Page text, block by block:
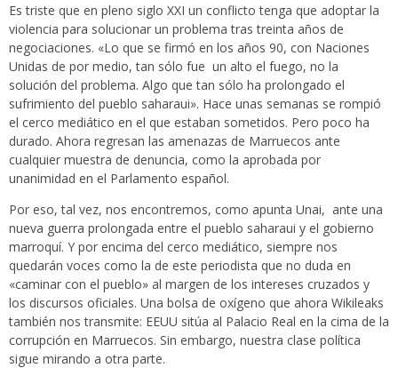
Es triste que en pleno siglo XXI un conflicto tenga que adoptar la
violencia para solucionar un problema tras treinta años de
negociaciones. «Lo que se firmó en los años 90, con Naciones
Unidas de por medio, tan sólo fue un alto el fuego, no la
solución del problema. Algo que tan sólo ha prolongado el
sufrimiento del pueblo saharaui». Hace unas semanas se rompió
el cerco mediático en el que estaban sometidos. Pero poco ha
durado. Ahora regresan las amenazas de Marruecos ante
cualquier muestra de denuncia, como la aprobada por
unanimidad en el Parlamento español.
Por eso, tal vez, nos encontremos, como apunta Unai, ante una
nueva guerra prolongada entre el pueblo saharaui y el gobierno
marroquí. Y por encima del cerco mediático, siempre nos
quedarán voces como la de este periodista que no duda en
«caminar con el pueblo» al margen de los intereses cruzados y
los discursos oficiales. Una bolsa de oxígeno que ahora Wikileaks
también nos transmite: EEUU sitúa al Palacio Real en la cima de la
corrupción en Marruecos. Sin embargo, nuestra clase política
sigue mirando a otra parte.